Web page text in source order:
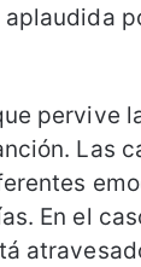
pervive
Las
En el